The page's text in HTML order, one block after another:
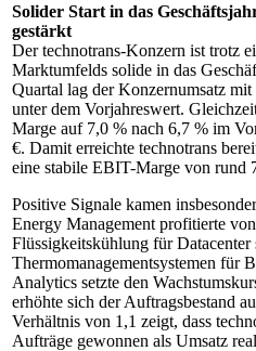
Solider Start in das
gestärkt
Der technotrans-Konzern ist trotz
Marktumfelds solide in das
Quartal lag der Konzernumsatz
unter dem Vorjahreswert.
Marge auf 7,0 % nach 6,7 % im
€. Damit erreichte technotrans
eine stabile EBIT-Marge von rund
Positive Signale kamen
Energy Management profitierte
Flüssigkeitskühlung für Datacenter
Thermomanagementsystemen für
Analytics setzte den
erhöhte sich der Auftragsbestand
Verhältnis von 1,1 zeigt, dass
Aufträge gewonnen als Umsatz